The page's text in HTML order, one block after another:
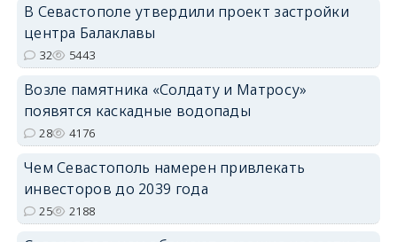
В Севастополе утвердили проект застройки
центра Балаклавы
32 5443
Возле памятника «Солдату и Матросу»
появятся каскадные водопады
28 4176
Чем Севастополь намерен привлекать
инвесторов до 2039 года
25 2188